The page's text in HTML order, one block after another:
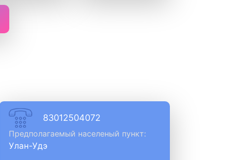
83012504072
Предполагаемый населеный пункт:
Улан-Удэ